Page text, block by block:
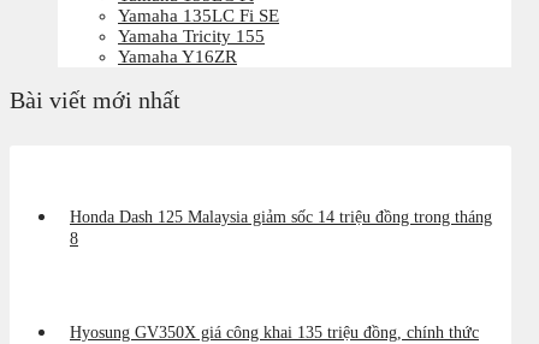
Yamaha 135LC Fi SE
Yamaha Tricity 155
Yamaha Y16ZR
Bài viết mới nhất
Honda Dash 125 Malaysia giảm sốc 14 triệu đồng trong tháng
8
Hyosung GV350X giá công khai 135 triệu đồng, chính thức